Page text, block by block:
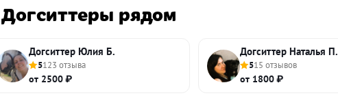
Догситтеры рядом
Догситтер Юлия Б.
5123 отзыва
от 2500 ₽
Догситтер Наталья П.
515 отзывов
от 1800 ₽